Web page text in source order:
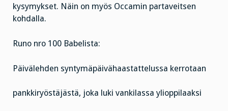
kysymykset. Näin on myös Occamin partaveitsen
kohdalla.
Runo nro 100 Babelista:
Päivälehden syntymäpäivähaastattelussa kerrotaan
pankkiryöstäjästä, joka luki vankilassa ylioppilaaksi